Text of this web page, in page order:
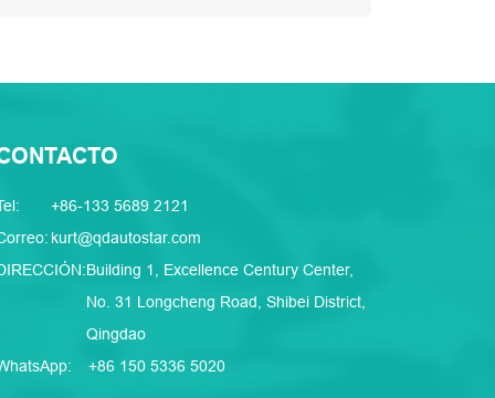
+86-133 5689 2121
kurt@qdautostar.com
Building 1, Excellence Century Center,
No. 31 Longcheng Road, Shibei District,
Qingdao
+86 150 5336 5020